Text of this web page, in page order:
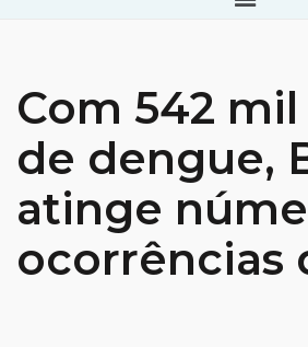
Com 542 mil
de dengue,
atinge
ocorrências